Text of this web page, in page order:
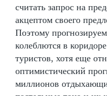
считать запрос на
акцептом своего
Поэтому
колеблются в
туристов, хотя еще
оптимистический
миллионов